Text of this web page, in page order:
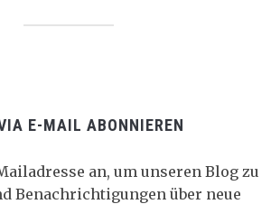
E-MAIL ABONNIEREN
an, um unseren Blog zu
Benachrichtigungen über neue